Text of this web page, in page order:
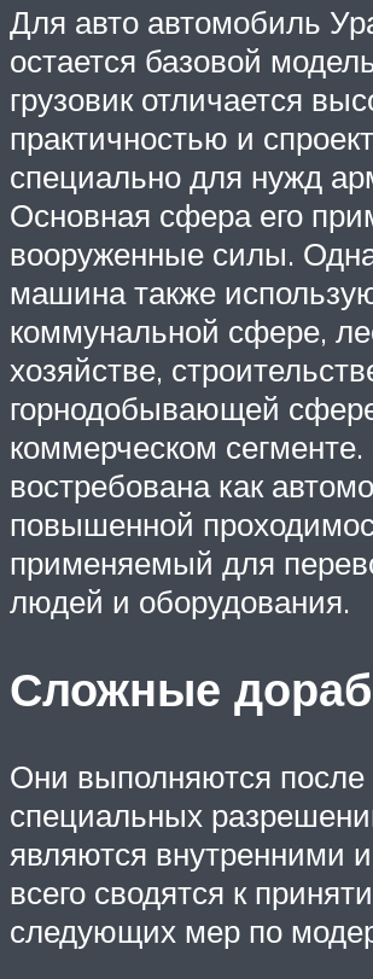
Для авто автомобиль
остается базовой
грузовик отличается
практичностью и
специально для нужд
Основная сфера его
вооруженные силы.
машина также
коммунальной сфере,
хозяйстве,
горнодобывающей
коммерческом
востребована как
повышенной
применяемый для
людей и оборудования.
Сложные
Они выполняются после
специальных
являются внутренними
всего сводятся к
следующих мер по